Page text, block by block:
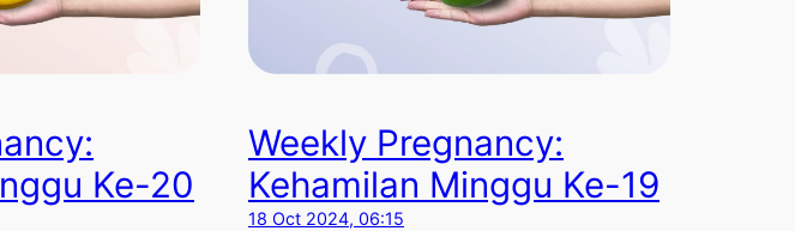
Ke-20
Weekly Pregnancy:
Kehamilan Minggu Ke-19
18 Oct 2024, 06:15